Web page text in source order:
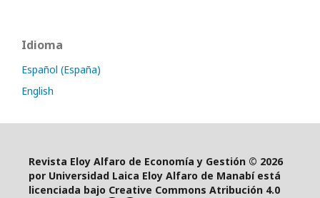
Idioma
Español (España)
English
Revista Eloy Alfaro de Economía y Gestión © 2026
por Universidad Laica Eloy Alfaro de Manabí está
licenciada bajo Creative Commons Atribución 4.0